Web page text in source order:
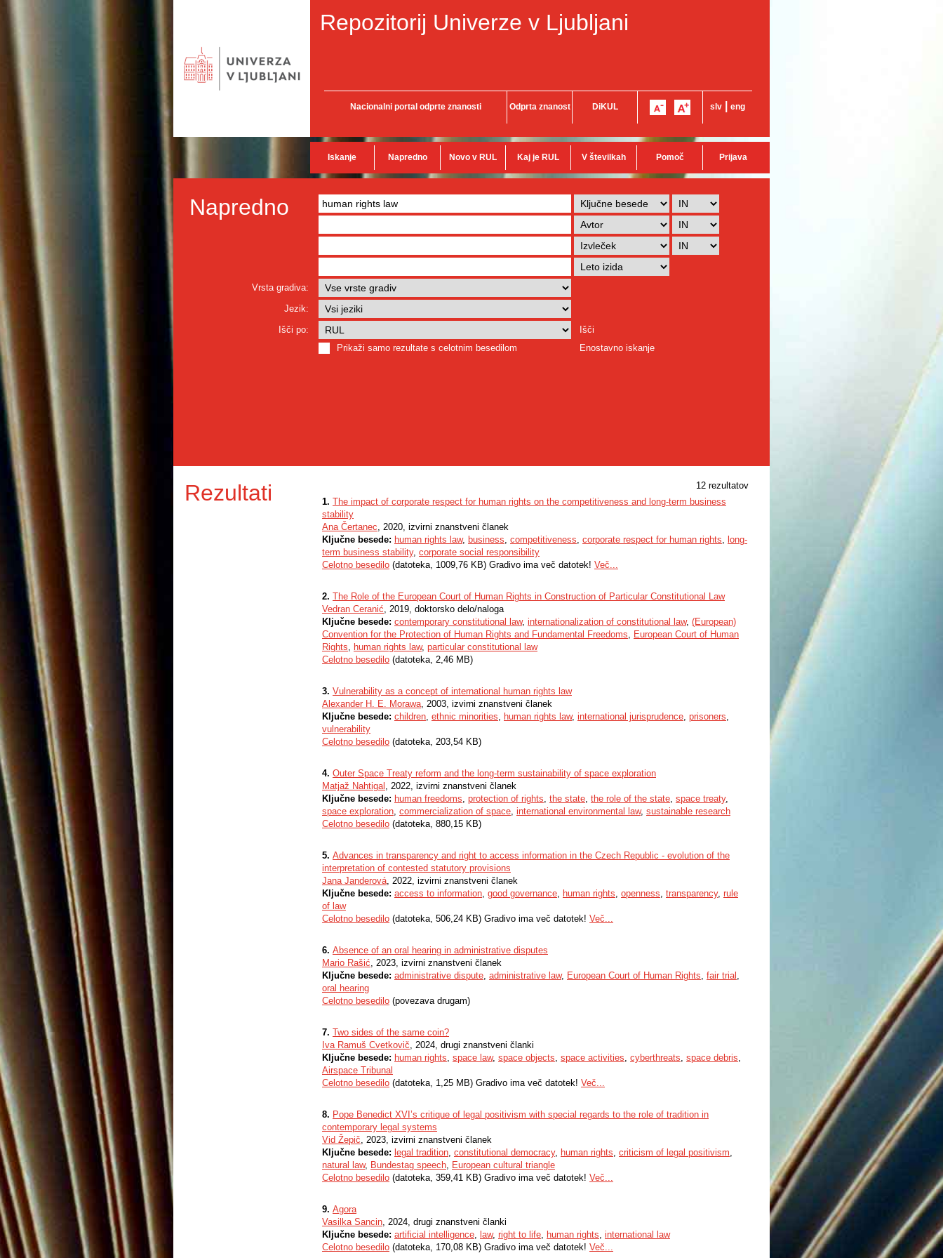
Repozitorij Univerze v Ljubljani
Nacionalni portal odprte znanosti Odprta znanost DiKUL slv eng
Iskanje Napredno Novo v RUL Kaj je RUL V številkah Pomoč Prijava
Napredno
Vrsta gradiva:
Jezik:
Išči po:
Išči
Prikaži samo rezultate s celotnim besedilom
Enostavno iskanje
Rezultati
12 rezultatov
1. The impact of corporate respect for human rights on the competitiveness and long-term business
stability
Ana Čertanec, 2020, izvirni znanstveni članek
Ključne besede: human rights law, business, competitiveness, corporate respect for human rights, long-
term business stability, corporate social responsibility
Celotno besedilo (datoteka, 1009,76 KB) Gradivo ima več datotek! Več...
2. The Role of the European Court of Human Rights in Construction of Particular Constitutional Law
Vedran Ceranić, 2019, doktorsko delo/naloga
Ključne besede: contemporary constitutional law, internationalization of constitutional law, (European)
Convention for the Protection of Human Rights and Fundamental Freedoms, European Court of Human
Rights, human rights law, particular constitutional law
Celotno besedilo (datoteka, 2,46 MB)
3. Vulnerability as a concept of international human rights law
Alexander H. E. Morawa, 2003, izvirni znanstveni članek
Ključne besede: children, ethnic minorities, human rights law, international jurisprudence, prisoners,
vulnerability
Celotno besedilo (datoteka, 203,54 KB)
4. Outer Space Treaty reform and the long-term sustainability of space exploration
Matjaž Nahtigal , 2022, izvirni znanstveni članek
Ključne besede: human freedoms, protection of rights, the state, the role of the state, space treaty,
space exploration, commercialization of space, international environmental law, sustainable research
Celotno besedilo (datoteka, 880,15 KB)
5. Advances in transparency and right to access information in the Czech Republic - evolution of the
interpretation of contested statutory provisions
Jana Janderová, 2022, izvirni znanstveni članek
Ključne besede: access to information, good governance, human rights, openness, transparency, rule
of law
Celotno besedilo (datoteka, 506,24 KB) Gradivo ima več datotek! Več...
6. Absence of an oral hearing in administrative disputes
Mario Rašić, 2023, izvirni znanstveni članek
Ključne besede: administrative dispute, administrative law, European Court of Human Rights, fair trial ,
oral hearing
Celotno besedilo (povezava drugam)
7. Two sides of the same coin?
Iva Ramuš Cvetkovič, 2024, drugi znanstveni članki
Ključne besede: human rights, space law, space objects, space activities, cyberthreats, space debris,
Airspace Tribunal
Celotno besedilo (datoteka, 1,25 MB) Gradivo ima več datotek! Več...
8. Pope Benedict XVI’s critique of legal positivism with special regards to the role of tradition in
contemporary legal systems
Vid Žepič, 2023, izvirni znanstveni članek
Ključne besede: legal tradition, constitutional democracy, human rights, criticism of legal positivism,
natural law, Bundestag speech, European cultural triangle
Celotno besedilo (datoteka, 359,41 KB) Gradivo ima več datotek! Več...
9. Agora
Vasilka Sancin, 2024, drugi znanstveni članki
Ključne besede: artificial intelligence, law, right to life, human rights, international law
Celotno besedilo (datoteka, 170,08 KB) Gradivo ima več datotek! Več...